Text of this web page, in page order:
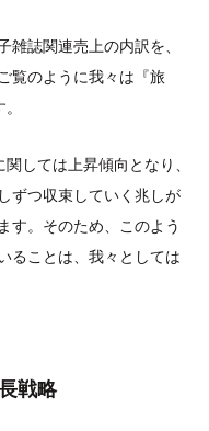
雑誌関連売上の内訳を、
覧のように我々は『旅
しては上昇傾向となり、
ずつ収束していく兆しが
す。そのため、このよう
ることは、我々としては
戦略